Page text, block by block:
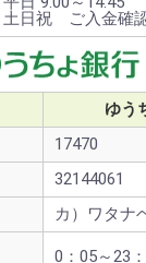
土日祝 ご入金確
ゆう
17470
32144061
カ）ワタナ
0：05～23